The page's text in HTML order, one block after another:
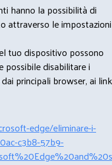
hanno la possibilità di
attraverso le impostazioni
tuo dispositivo possono
possibile disabilitare i
principali browser, ai link
edge/eliminare-i-
c3b8-57b9-